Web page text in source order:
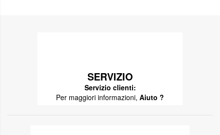
SERVIZIO
Servizio clienti:
Per maggiori informazioni, Aiuto ?